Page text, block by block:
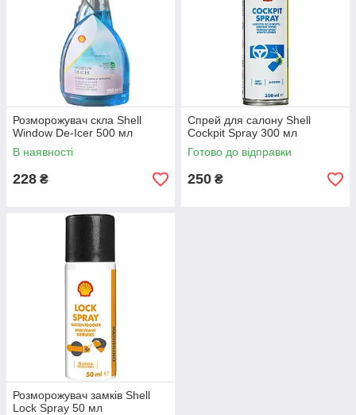
Розморожувач скла Shell
Window De-Icer 500 мл
В наявності
228 ₴
Спрей для салону Shell
Cockpit Spray 300 мл
Готово до відправки
250 ₴
Розморожувач замків Shell
Lock Spray 50 мл